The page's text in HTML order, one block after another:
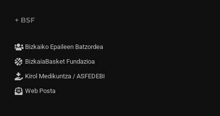
+ BSF
Bizkaiko Epaileen Batzordea
BizkaiaBasket Fundazioa
Kirol Medikuntza / ASFEDEBI
Web Posta